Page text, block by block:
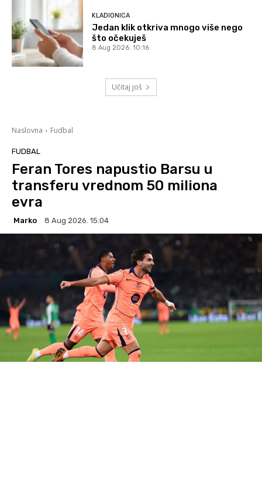
KLADIONICA
Jedan klik otkriva mnogo više nego
što očekuješ
8 Aug 2026. 10:16
Učitaj još